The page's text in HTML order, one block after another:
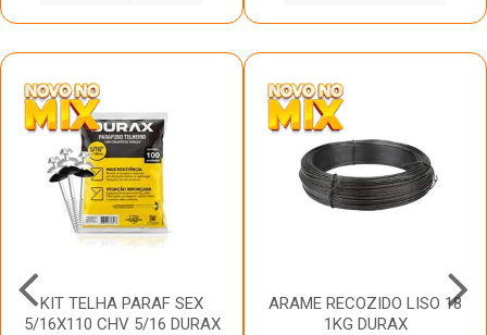
KIT TELHA PARAF SEX
5/16X110 CHV 5/16 DURAX
ARAME RECOZIDO LISO 18
1KG DURAX